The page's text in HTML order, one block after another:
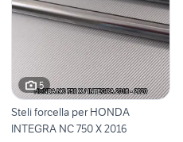
5
Steli forcella per HONDA
INTEGRA NC 750 X 2016